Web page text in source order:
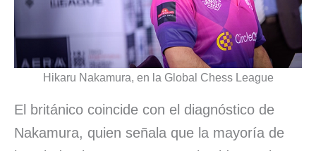
Hikaru Nakamura, en la Global Chess League
El británico coincide con el diagnóstico de
Nakamura, quien señala que la mayoría de